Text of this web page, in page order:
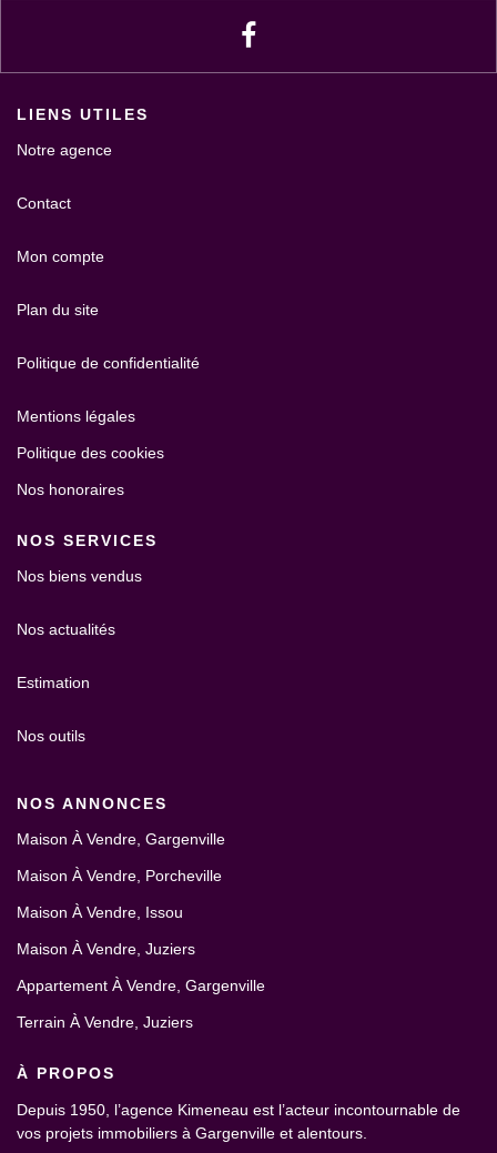
LIENS UTILES
Notre agence
Contact
Mon compte
Plan du site
Politique de confidentialité
Mentions légales
Politique des cookies
Nos honoraires
NOS SERVICES
Nos biens vendus
Nos actualités
Estimation
Nos outils
NOS ANNONCES
Maison À Vendre, Gargenville
Maison À Vendre, Porcheville
Maison À Vendre, Issou
Maison À Vendre, Juziers
Appartement À Vendre, Gargenville
Terrain À Vendre, Juziers
À PROPOS
Depuis 1950, l’agence Kimeneau est l’acteur incontournable de
vos projets immobiliers à Gargenville et alentours.